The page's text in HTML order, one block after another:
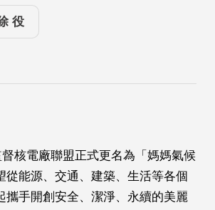
役
核電廠聯盟正式更名為「媽媽氣候
從能源、交通、建築、生活等各個
攜手開創安全、潔淨、永續的美麗